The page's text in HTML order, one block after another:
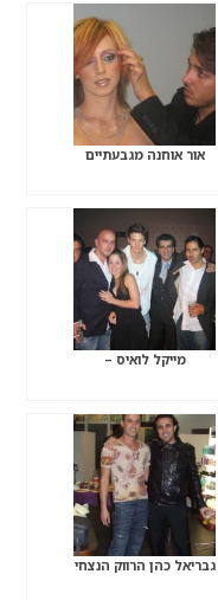
אור אוחנה מגבעתיים
מייקל לואיס –
גבריאל כהן הרווק הנצחי